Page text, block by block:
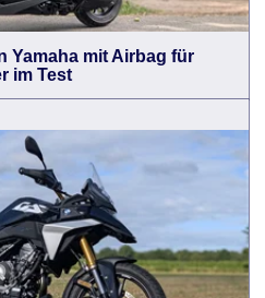
Yamaha mit Airbag für
im Test